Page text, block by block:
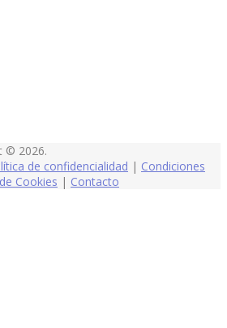
© 2026.
de confidencialidad | Condiciones
Cookies | Contacto